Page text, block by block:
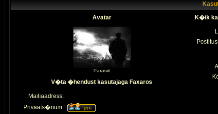
Avatar
K�ik
Parasiit
V�ta �hendust kasutajaga Faxaros
Mailiaadress:
Privaats�num: